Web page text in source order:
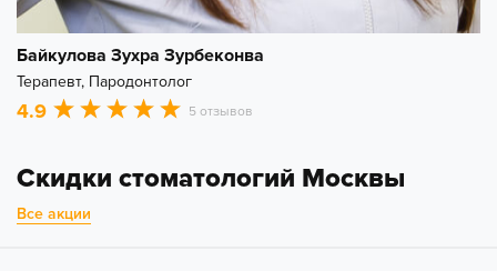
Байкулова Зухра Зурбеконва
Терапевт, Пародонтолог
4.9 5 отзывов
Скидки стоматологий Москвы
Все акции